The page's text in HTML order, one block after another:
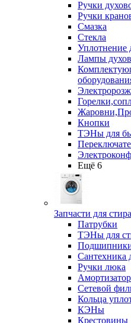
Ручки
Ручки
Смазка
Стекла
Уплотнение
Лампы
Кнопки
ТЭНы для
Ещё 6
Запчасти для
Патрубки
ТЭНы для
Сантехника
Ручки люка
Сетевой
Кольца
КЭНы
Крестовины